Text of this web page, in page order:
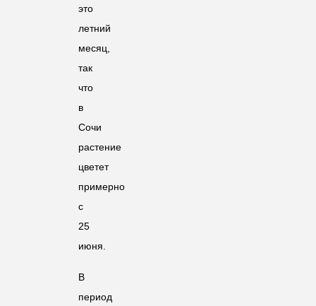
это
летний
месяц,
так
что
в
Сочи
растение
цветет
примерно
с
25
июня.
В
период